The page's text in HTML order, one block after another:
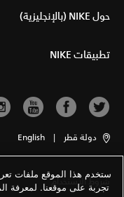
حول NIKE (بالإنجليزية)
تطبيقات NIKE
دولة قطر |
English
شروط الاستخدام
ستخدم هذا الموقع ملفات
تجربة على موقعنا. لمعرفة